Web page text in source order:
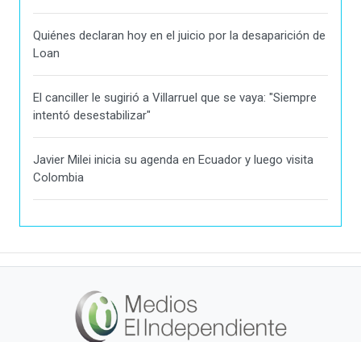
Quiénes declaran hoy en el juicio por la desaparición de
Loan
El canciller le sugirió a Villarruel que se vaya: "Siempre
intentó desestabilizar"
Javier Milei inicia su agenda en Ecuador y luego visita
Colombia